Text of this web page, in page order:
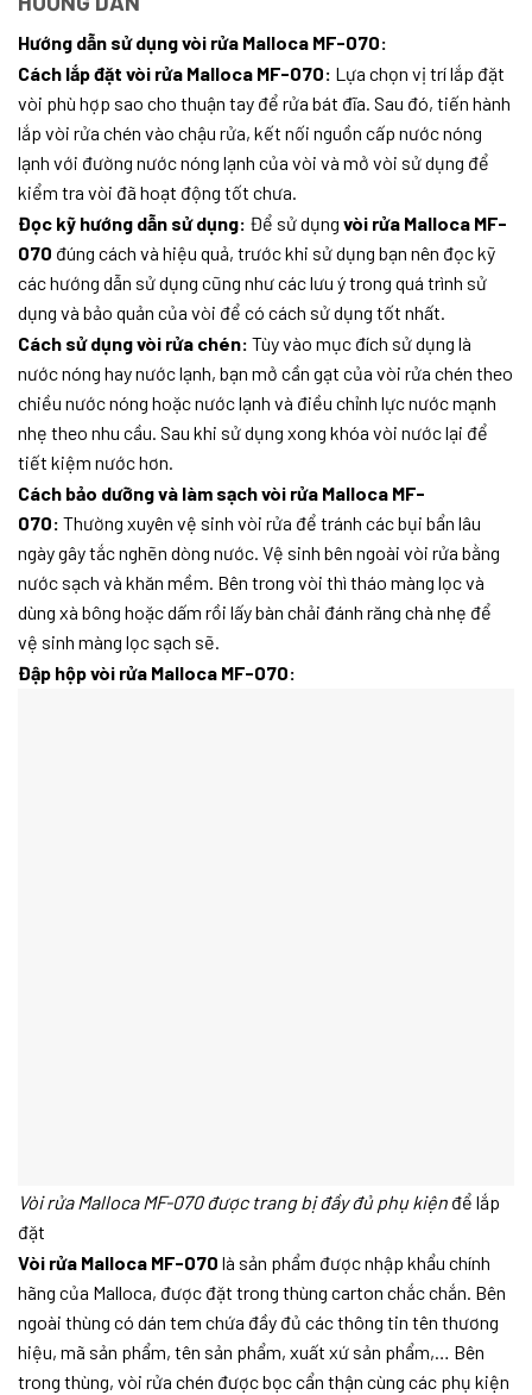
Hướng dẫn sử dụng vòi rửa Malloca MF-070:
Cách lắp đặt vòi rửa Malloca MF-070: Lựa chọn vị trí lắp đặt
vòi phù hợp sao cho thuận tay để rửa bát đĩa. Sau đó, tiến hành
lắp vòi rửa chén vào chậu rửa, kết nối nguồn cấp nước nóng
lạnh với đường nước nóng lạnh của vòi và mở vòi sử dụng để
kiểm tra vòi đã hoạt động tốt chưa.
Đọc kỹ hướng dẫn sử dụng: Để sử dụng vòi rửa Malloca MF-
070 đúng cách và hiệu quả, trước khi sử dụng bạn nên đọc kỹ
các hướng dẫn sử dụng cũng như các lưu ý trong quá trình sử
dụng và bảo quản của vòi để có cách sử dụng tốt nhất.
Cách sử dụng vòi rửa chén: Tùy vào mục đích sử dụng là
nước nóng hay nước lạnh, bạn mở cần gạt của vòi rửa chén theo
chiều nước nóng hoặc nước lạnh và điều chỉnh lực nước mạnh
nhẹ theo nhu cầu. Sau khi sử dụng xong khóa vòi nước lại để
tiết kiệm nước hơn.
Cách bảo dưỡng và làm sạch vòi rửa Malloca MF-
070: Thường xuyên vệ sinh vòi rửa để tránh các bụi bẩn lâu
ngày gây tắc nghẽn dòng nước. Vệ sinh bên ngoài vòi rửa bằng
nước sạch và khăn mềm. Bên trong vòi thì tháo màng lọc và
dùng xà bông hoặc dấm rồi lấy bàn chải đánh răng chà nhẹ để
vệ sinh màng lọc sạch sẽ.
Đập hộp vòi rửa Malloca MF-070:
Vòi rửa Malloca MF-070 được trang bị đầy đủ phụ kiện để lắp
đặt
Vòi rửa Malloca MF-070 là sản phẩm được nhập khẩu chính
hãng của Malloca, được đặt trong thùng carton chắc chắn. Bên
ngoài thùng có dán tem chứa đầy đủ các thông tin tên thương
hiệu, mã sản phẩm, tên sản phẩm, xuất xứ sản phẩm,… Bên
trong thùng, vòi rửa chén được bọc cẩn thận cùng các phụ kiện